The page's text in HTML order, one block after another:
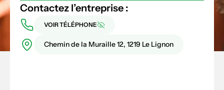
Contactez l’entreprise :
VOIR TÉLÉPHONE
Chemin de la Muraille 12, 1219 Le Lignon